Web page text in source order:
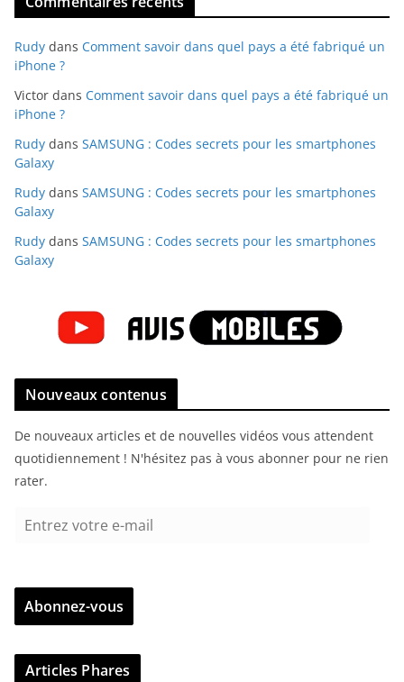
Rudy dans Comment savoir dans quel pays a été fabriqué un
iPhone ?
Victor dans Comment savoir dans quel pays a été fabriqué un
iPhone ?
Rudy dans SAMSUNG : Codes secrets pour les smartphones
Galaxy
Rudy dans SAMSUNG : Codes secrets pour les smartphones
Galaxy
Rudy dans SAMSUNG : Codes secrets pour les smartphones
Galaxy
Nouveaux contenus
De nouveaux articles et de nouvelles vidéos vous attendent
quotidiennement ! N'hésitez pas à vous abonner pour ne rien
rater.
r
z
v
Abonnez-vous
Articles Phares